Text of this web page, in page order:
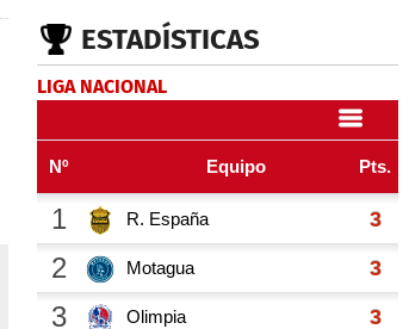
ESTADÍSTICAS
LIGA NACIONAL